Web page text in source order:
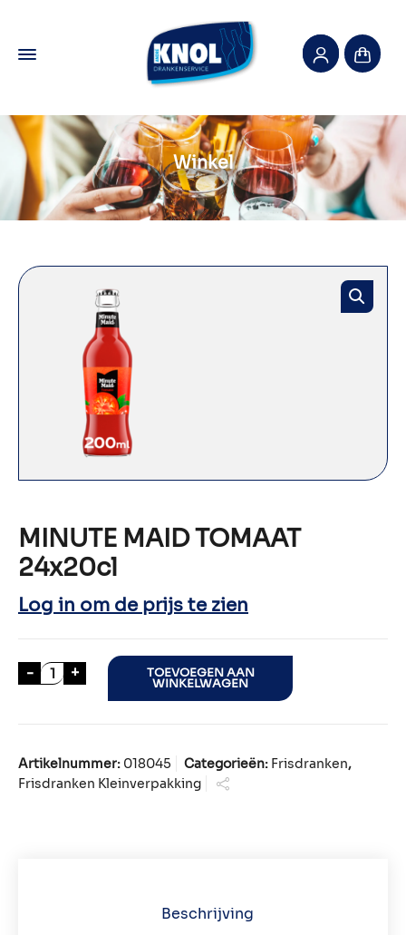
Winkel
MINUTE MAID TOMAAT
24x20cl
Log in om de prijs te zien
- MINUTE MAID TOMAAT 24x20cl aantal
+ TOEVOEGEN AAN
WINKELWAGEN
Artikelnummer: 018045 Categorieën: Frisdranken,
Frisdranken Kleinverpakking
Beschrijving